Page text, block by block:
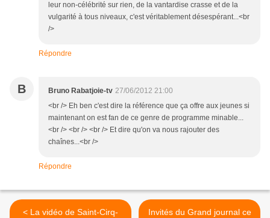
leur non-célébrité sur rien, de la vantardise crasse et de la
vulgarité à tous niveaux, c'est véritablement désespérant...<br
/>
Répondre
B Bruno Rabatjoie-tv 27/06/2012 21:00
<br /> Eh ben c'est dire la référence que ça offre aux jeunes si
maintenant on est fan de ce genre de programme minable...
<br /> <br /> <br /> Et dire qu'on va nous rajouter des
chaînes...<br />
Répondre
< La vidéo de Saint-Cirq-
Invités du Grand journal ce